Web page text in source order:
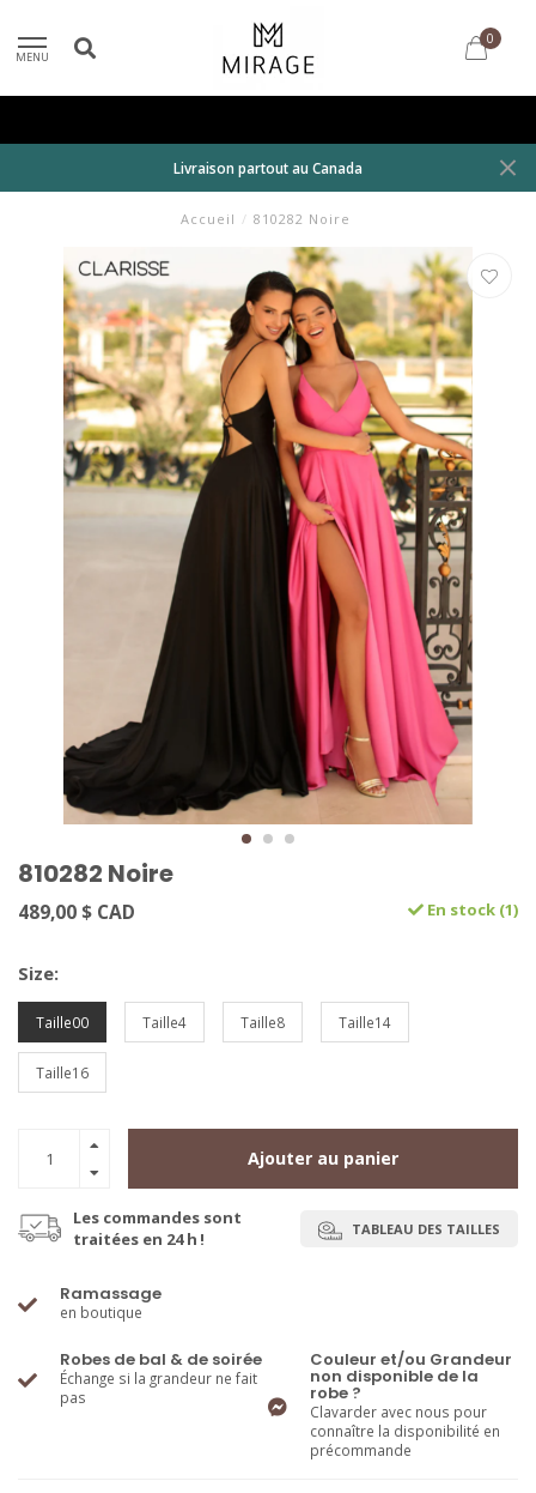
MENU
0
Livraison partout au Canada
Accueil / 810282 Noire
810282 Noire
489,00 $ CAD En stock (1)
Size:
Taille00 Taille4 Taille8 Taille14
Taille16
Ajouter au panier
Les commandes sont
traitées en 24 h !
TABLEAU DES TAILLES
Ramassage
en boutique
Robes de bal & de soirée
Échange si la grandeur ne fait
pas
Couleur et/ou Grandeur
non disponible de la
robe ?
Clavarder avec nous pour
connaître la disponibilité en
précommande